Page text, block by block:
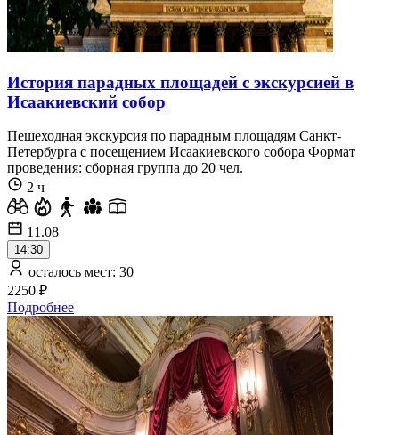
История парадных площадей с экскурсией в
Исаакиевский собор
Пешеходная экскурсия по парадным площадям Санкт-
Петербурга с посещением Исаакиевского собора Формат
проведения: сборная группа до 20 чел.
2 ч
11.08
14:30
осталось мест: 30
2250 ₽
Подробнее